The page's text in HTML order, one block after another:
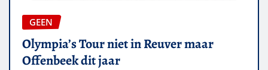
GEEN
Olympia’s Tour niet in Reuver maar
Offenbeek dit jaar